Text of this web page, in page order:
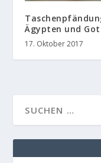
Ägypten und
17. Oktober 2017